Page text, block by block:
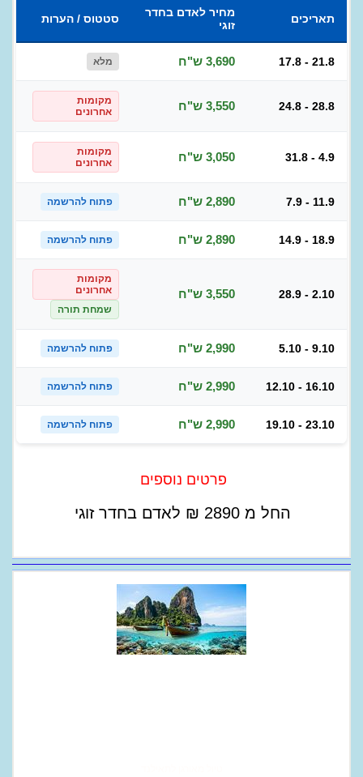
תאריכים
מחיר לאדם בחדר
זוגי
סטטוס / הערות
17.8 - 21.8 3,690 ש"ח מלא
24.8 - 28.8 3,550 ש"ח
מקומות
אחרונים
31.8 - 4.9 3,050 ש"ח
מקומות
אחרונים
7.9 - 11.9 2,890 ש"ח פתוח להרשמה
14.9 - 18.9 2,890 ש"ח פתוח להרשמה
28.9 - 2.10 3,550 ש"ח
מקומות
אחרונים
שמחת תורה
5.10 - 9.10 2,990 ש"ח פתוח להרשמה
12.10 - 16.10 2,990 ש"ח פתוח להרשמה
19.10 - 23.10 2,990 ש"ח פתוח להרשמה
פרטים נוספים
החל מ 2890
₪ לאדם בחדר זוגי